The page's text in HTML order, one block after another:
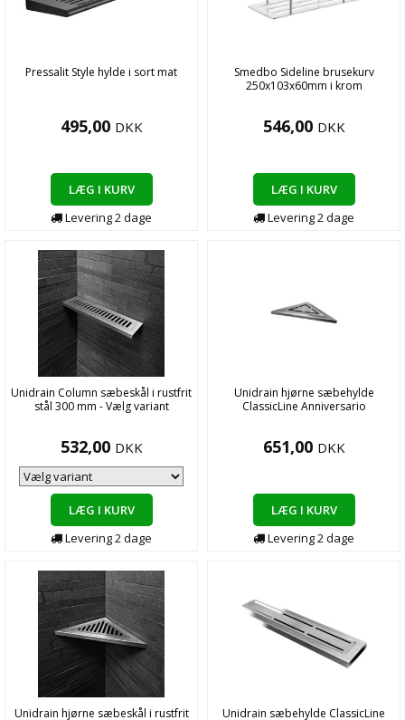
Pressalit Style hylde i sort mat
495,00 DKK
LÆG I KURV
Levering2dage
Smedbo Sideline brusekurv
250x103x60mm i krom
546,00 DKK
LÆG I KURV
Levering2dage
Unidrain Column sæbeskål i rustfrit
stål 300 mm - Vælg variant
532,00 DKK
LÆG I KURV
Levering2dage
Unidrain hjørne sæbehylde
ClassicLine Anniversario
651,00 DKK
LÆG I KURV
Levering2dage
Unidrain hjørne sæbeskål i rustfrit
Unidrain sæbehylde ClassicLine